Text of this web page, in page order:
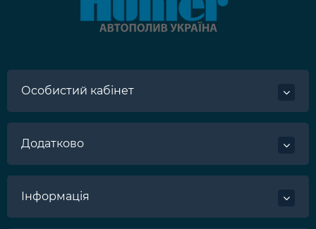
Особистий кабінет
Додатково
Інформація